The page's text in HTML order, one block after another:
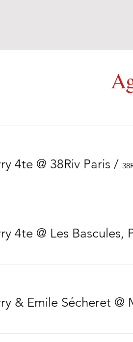
4te @ 38Riv Paris /
4te @ Les Bascules,
& Emile Sécheret @